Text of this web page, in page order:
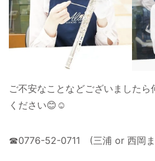
ご不安なことなどございました
ください😊☺️
☎︎0776-52-0711 (三浦 or 西岡